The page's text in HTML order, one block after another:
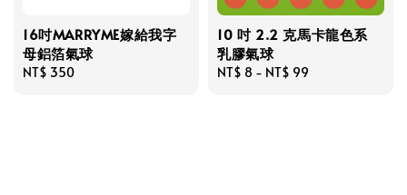
16吋MARRYME嫁給我字
母鋁箔氣球
Regular
NT$ 350
10 吋 2.2 克馬卡龍色系
乳膠氣球
Regular
NT$ 8 - NT$ 99